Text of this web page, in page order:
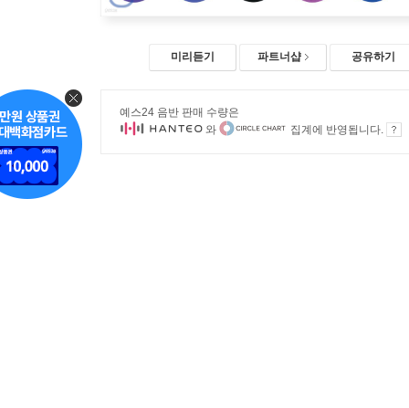
미리듣기 파트너샵 공유하기
예스24 음반 판매 수량은
와
집계에 반영됩니다.